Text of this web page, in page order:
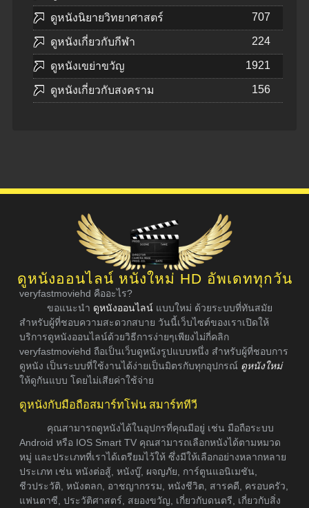
ดูหนังนิยายวิทยาศาสตร์ 707
ดูหนังเกี่ยวกับกีฬา 224
ดูหนังเขย่าขวัญ 1921
ดูหนังเกี่ยวกับสงคราม 156
ดูหนังออนไลน์ หนังใหม่ HD อัพเดททุกวัน
veryfastmoviehd คืออะไร?
ขอแนะนำ ดูหนังออนไลน์ แบบใหม่ ด้วยระบบที่ทันสมัย
สำหรับผู้ที่ชอบความสะดวกสบาย วันนี้เว็บไซต์ของเราเปิดให้
บริการดูหนังออนไลน์ด้วยวิธีการง่ายๆเพียงไม่กี่คลิก
veryfastmoviehd ถือเป็นเว็บดูหนังรูปแบบหนึ่ง สำหรับผู้ที่ชอบการ
ดูหนัง เป็นระบบที่ใช้งานได้ง่ายเป็นมิตรกับทุกอุปกรณ์ ดูหนังใหม่
ให้ดูกันแบบ โดยไม่เสียค่าใช้จ่าย
ดูหนังกับมือถือสมาร์ทโฟน สมาร์ททีวี
คุณสามารถดูหนังได้ในอุปกรที่คุณมีอยู่ เช่น มือถือระบบ
Android หรือ IOS Smart TV คุณสามารถเลือกหนังได้ตามหมวด
หมู่ และประเภทที่เราได้เตรียมไว้ให้ ซึ่งมีให้เลือกอย่างหลากหลาย
ประเภท เช่น หนังต่อสู้, หนังบู๊, ผจญภัย, การ์ตูนแอนิเมชัน,
ชีวประวัติ, หนังตลก, อาชญากรรม, หนังชีวิต, สารคดี, ครอบครัว,
แฟนตาซี, ประวัติศาสตร์, สยองขวัญ, เกี่ยวกับดนตรี, เกี่ยวกับสิ่ง